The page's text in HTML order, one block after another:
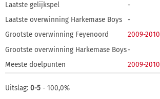
Laatste gelijkspel
-
Laatste overwinning Harkemase Boys
-
Grootste overwinning Feyenoord
2009-2010
Grootste overwinning Harkemase Boys-
Meeste doelpunten
2009-2010
Uitslag: 0-5 - 100,0%